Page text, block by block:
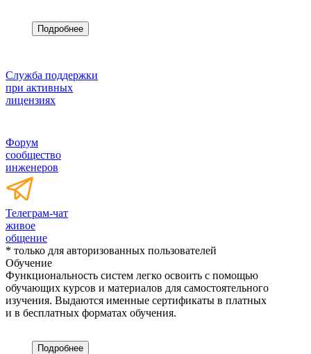
Подробнее
Служба поддержки
при активных
лицензиях
Форум
сообщество
инженеров
Телеграм-чат
живое
общение
* только для авторизованных пользователей
Обучение
Функциональность систем легко освоить с помощью
обучающих курсов и материалов для самостоятельного
изучения. Выдаются именные сертификаты в платных
и в бесплатных форматах обучения.
Подробнее